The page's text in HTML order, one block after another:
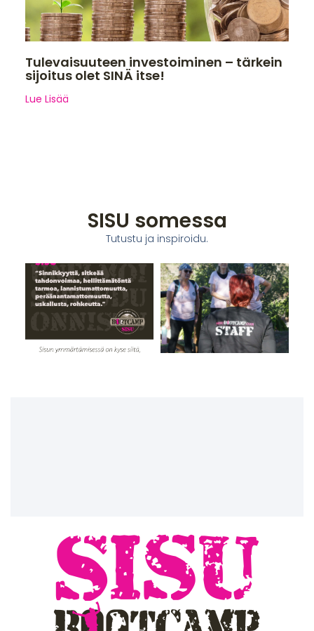
Tulevaisuuteen investoiminen – tärkein
sijoitus olet SINÄ itse!
Lue Lisää
SISU somessa
Tutustu ja inspiroidu.